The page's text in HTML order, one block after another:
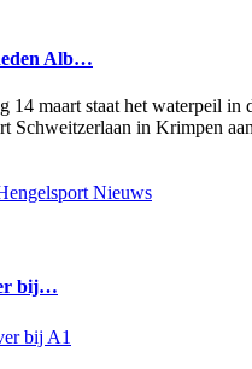
Alb…
14 maart staat het waterpeil in
Schweitzerlaan in Krimpen
Nieuws
bij…